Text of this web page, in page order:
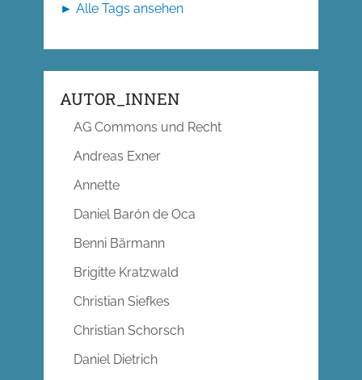
► Alle Tags ansehen
AUTOR_INNEN
AG Commons und Recht
Andreas Exner
Annette
Daniel Barón de Oca
Benni Bärmann
Brigitte Kratzwald
Christian Siefkes
Christian Schorsch
Daniel Dietrich